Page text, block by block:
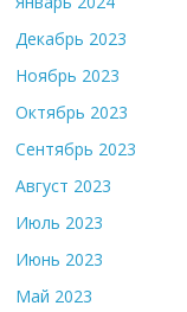
Декабрь 2023
Ноябрь 2023
Октябрь 2023
Сентябрь 2023
Август 2023
Июль 2023
Июнь 2023
Май 2023